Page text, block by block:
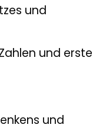
und
und erste
und